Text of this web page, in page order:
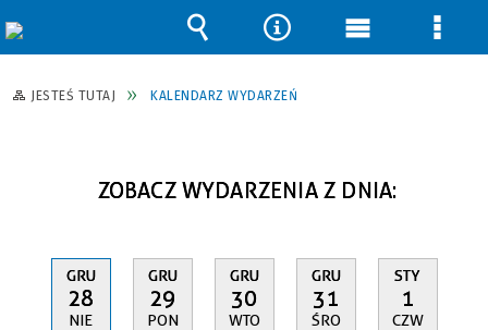
JESTEŚ TUTAJ KALENDARZ WYDARZEŃ
ZOBACZ WYDARZENIA Z DNIA:
GRU
28
NIE
GRU
29
PON
GRU
30
WTO
GRU
31
ŚRO
STY
1
CZW
Wyszukiwarka
Narzędzia
Menu Menu